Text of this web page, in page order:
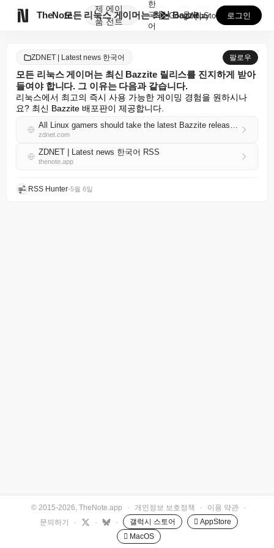
TheNote
제
품
에이
전트
모든 리눅스 게이머는 최신 Bazzite 릴리스를 진지...
한
국
어
GooglePlay
AppStore 로그인
ZDNET | Latest news 한국어 팔로우
모든 리눅스 게이머는 최신 Bazzite 릴리스를 진지하게 받아
들여야 합니다. 그 이유는 다음과 같습니다.
리눅스에서 최고의 즉시 사용 가능한 게이밍 경험을 원하시나
요? 최신 Bazzite 배포판이 제공합니다.
All Linux gamers should take the latest Bazzite release seriously - here's why
zdnet.com
ZDNET | Latest news 한국어 RSS
thenote.app
RSS Hunter•5월 6일
© 2015-2026, TheNote.app · 개인정보 보호정책 · 이용 약관
·
문의하기
· · · 갤럭시 스토어
 AppStore
 MacOS